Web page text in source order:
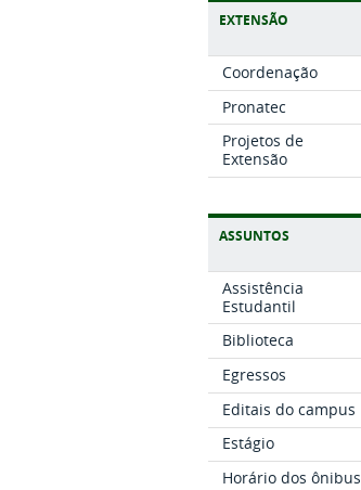
EXTENSÃO
Coordenação
Pronatec
Projetos de
Extensão
ASSUNTOS
Assistência
Estudantil
Biblioteca
Egressos
Editais do campus
Estágio
Horário dos ônibus